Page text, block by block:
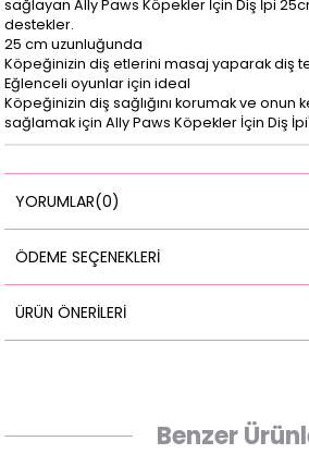
sağlayan Ally Paws Köpekler İçin Diş İpi
destekler.
25 cm uzunluğunda
Köpeğinizin diş etlerini masaj yaparak diş
Eğlenceli oyunlar için ideal
Köpeğinizin diş sağlığını korumak ve onun
sağlamak için Ally Paws Köpekler İçin Diş
YORUMLAR(0)
ÖDEME SEÇENEKLERI
ÜRÜN ÖNERILERI
Benzer